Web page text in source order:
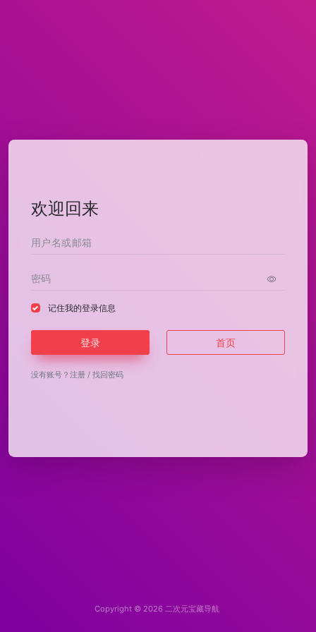
欢迎回来
记住我的登录信息
登录 首页
没有账号？ 注册 / 找回密码
Copyright © 2026 二次元宝藏导航